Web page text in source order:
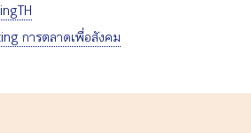
การตลาดเพื่อสังคม